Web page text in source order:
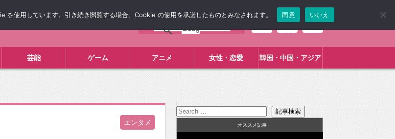
芸能 ゲーム アニメ 女性・恋愛 韓国・中国・アジア
エンタメ
:
オススメ記事
使用しています。引き続き閲覧する場合、Cookie の使用を承諾したものとみなされます。 同意 いいえ